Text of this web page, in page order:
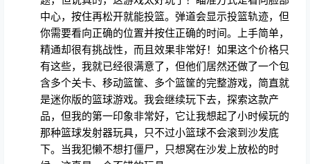
你需要看向正确的位置并按住正确的时间。上手简单，
精通却很有挑战性，而且效果非常好！如果这个价格只
有这些，我就已经很满意了，但他们居然还做了一个包
含多个关卡、移动篮筐、多个篮筐的完整游戏，简直就
是迷你版的篮球游戏。我会继续玩下去，探索这款产
品，但我的第一印象非常好，它让我想起了小时候玩的
那种篮球发射器玩具，只不过小篮球不会滚到沙发底
下。当我犯懒不想打僵尸，只想窝在沙发上放松的时
候，这真是一个不错的玩具。